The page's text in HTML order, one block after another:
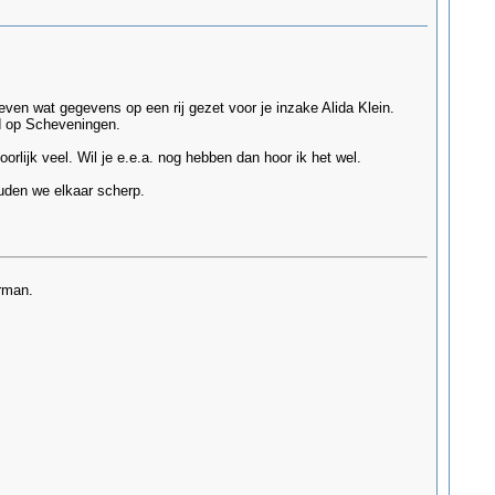
wat gegevens op een rij gezet voor je inzake Alida Klein.
Scheveningen.
veel. Wil je e.e.a. nog hebben dan hoor ik het wel.
we elkaar scherp.